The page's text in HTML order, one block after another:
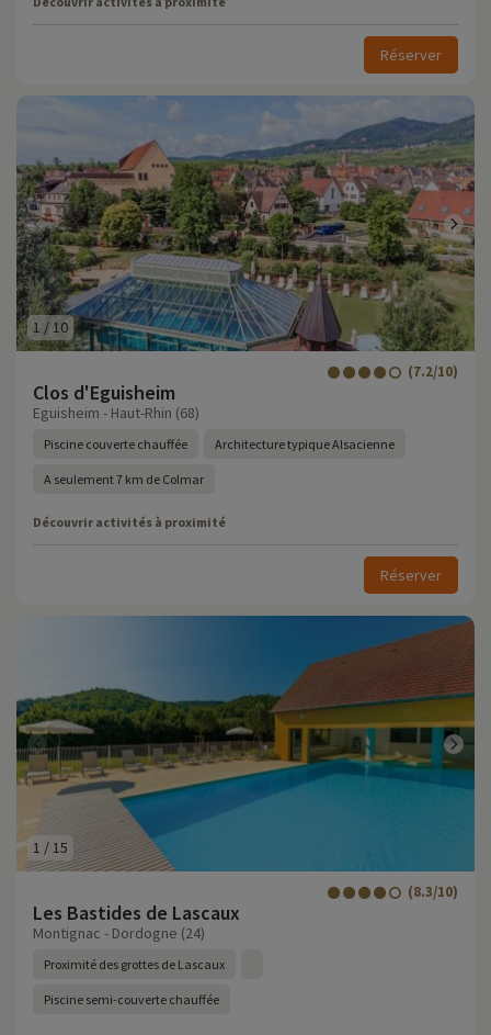
Réserver
1 / 10
Clos d'Eguisheim
(7.2/10)
Eguisheim - Haut-Rhin (68)
Piscine couverte chauffée Architecture typique Alsacienne
A seulement 7 km de Colmar
Découvrir activités à proximité
Réserver
1 / 15
Les Bastides de Lascaux
(8.3/10)
Montignac - Dordogne (24)
Proximité des grottes de Lascaux
Piscine semi-couverte chauffée